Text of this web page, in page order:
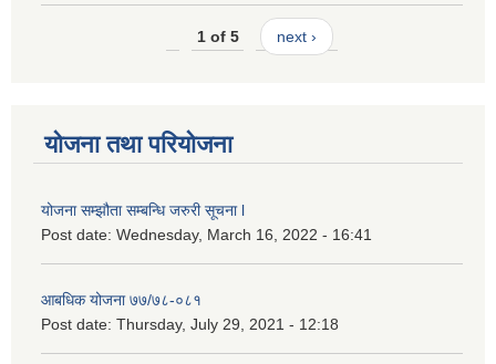
1 of 5 next ›
योजना तथा परियोजना
योजना सम्झौता सम्बन्धि जरुरी सूचना l
Post date: Wednesday, March 16, 2022 - 16:41
आबधिक योजना ७७/७८-०८१
Post date: Thursday, July 29, 2021 - 12:18